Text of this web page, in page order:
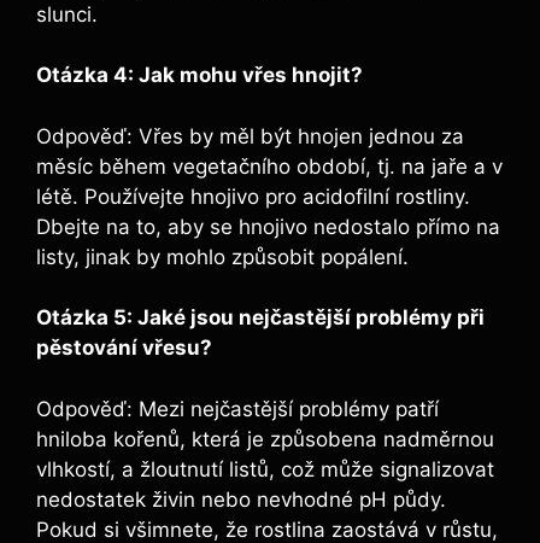
slunci.
Otázka 4: Jak mohu vřes hnojit?
Odpověď: Vřes by měl být hnojen jednou za
měsíc během vegetačního období, tj. na jaře a v
létě. Používejte hnojivo pro acidofilní rostliny.
Dbejte na to, aby se hnojivo nedostalo přímo na
listy, jinak by mohlo způsobit popálení.
Otázka 5: Jaké jsou nejčastější problémy při
pěstování vřesu?
Odpověď: Mezi nejčastější problémy patří
hniloba kořenů, která je způsobena nadměrnou
vlhkostí, a žloutnutí listů, což může signalizovat
nedostatek živin nebo nevhodné pH půdy.
Pokud si všimnete, že rostlina zaostává v růstu,